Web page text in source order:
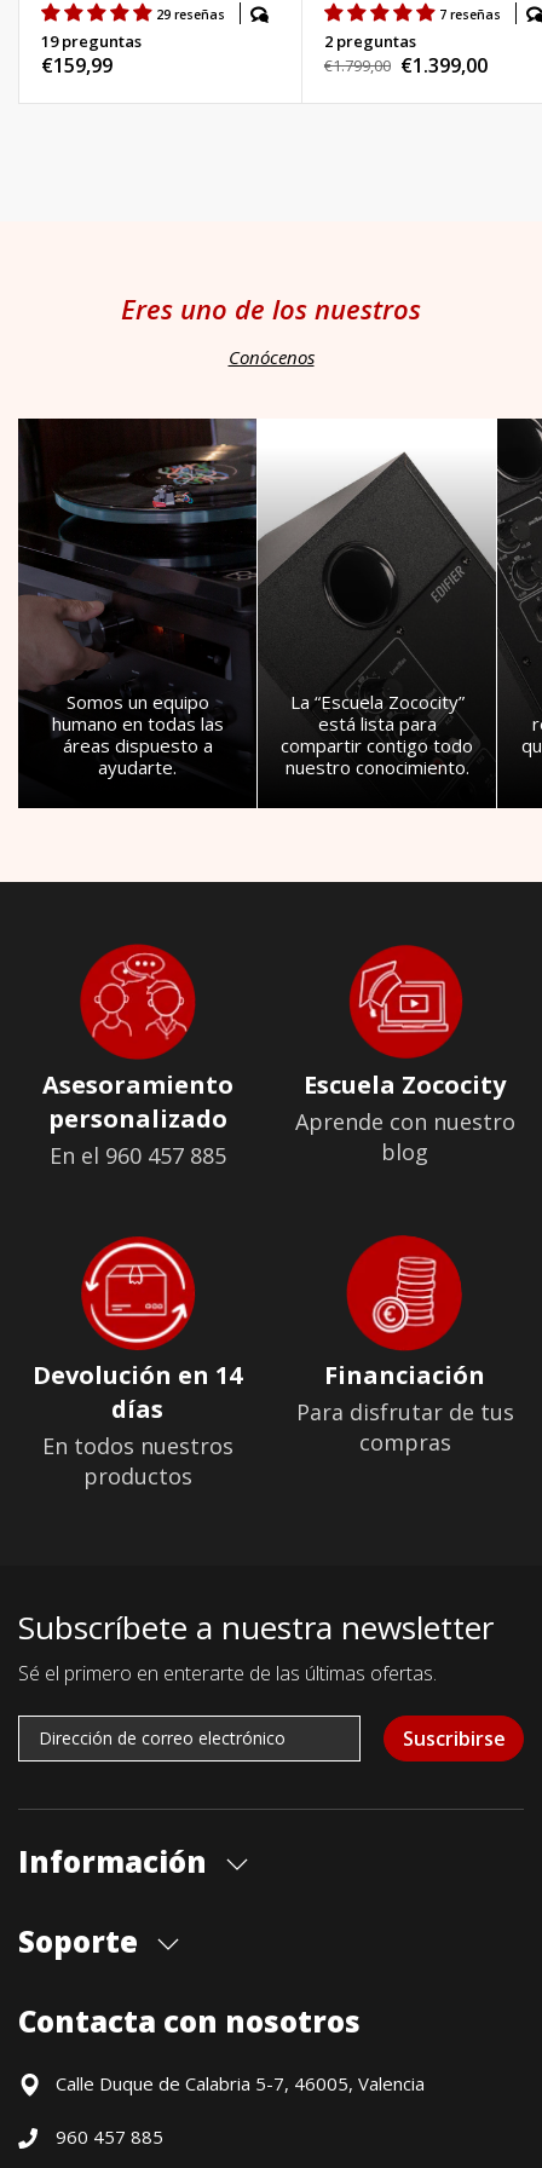
29 reseñas
19 preguntas
Precio
€159,99
7 reseñas
2 preguntas
Precio
€1.799,00 Precio
de
€1.399,00
Eres uno de los nuestros
Conócenos
Somos un equipo
humano en todas las
áreas dispuesto a
ayudarte.
La “Escuela Zococity”
está lista para
compartir contigo todo
nuestro conocimiento.
Asesoramiento
personalizado
En el 960 457 885
Escuela Zococity
Aprende con nuestro
blog
Devolución en 14
días
En todos nuestros
productos
Financiación
Para disfrutar de tus
compras
Subscríbete a nuestra newsletter
Sé el primero en enterarte de las últimas ofertas.
Suscribirse
Información
Cita previa tienda
Contacto
Soporte
Formas de pago
Devoluciones / Garantía
Política precio mínimo garantizado
Contacta con nosotros
Calle Duque de Calabria 5-7, 46005, Valencia
960 457 885